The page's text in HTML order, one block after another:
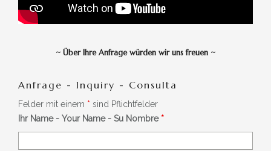
~ Über Ihre Anfrage würden wir uns freuen ~
Anfrage - Inquiry - Consulta
Felder mit einem * sind Pflichtfelder
Ihr Name - Your Name - Su Nombre *